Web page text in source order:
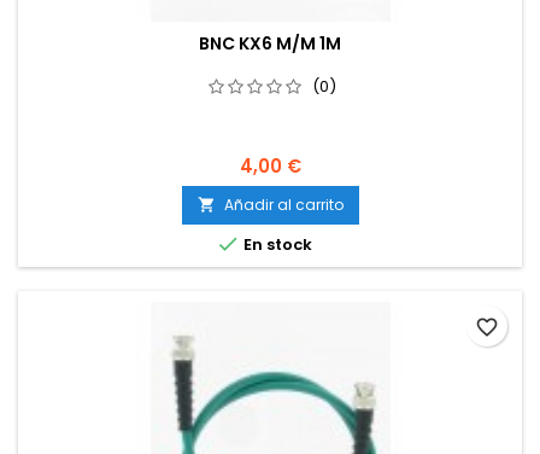
BNC KX6 M/M 1M
(0)
4,00 €
 Añadir al carrito
 En stock
favorite_border